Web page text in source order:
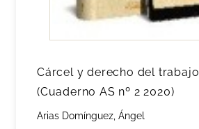
Cárcel y derecho del trabajo
(Cuaderno AS nº 2 2020)
Arias Domínguez, Ángel